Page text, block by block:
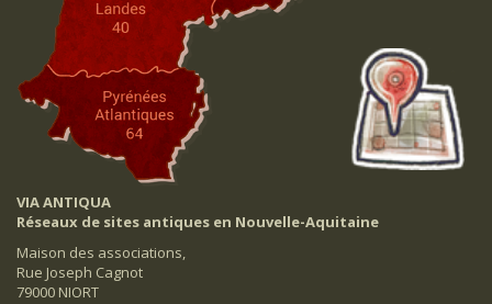
VIA ANTIQUA
Réseaux de sites antiques en Nouvelle-Aquitaine
Maison des associations,
Rue Joseph Cagnot
79000 NIORT